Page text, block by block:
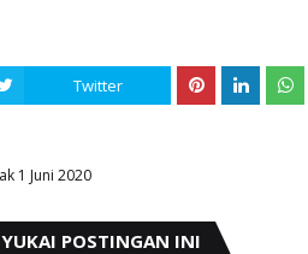
Twitter
1 Juni 2020
POSTINGAN INI